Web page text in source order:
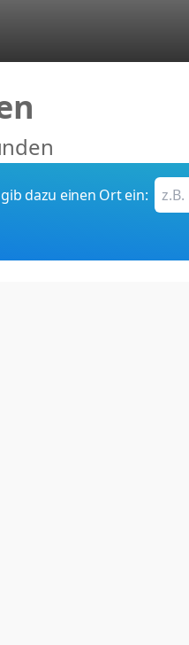
dazu einen Ort ein: